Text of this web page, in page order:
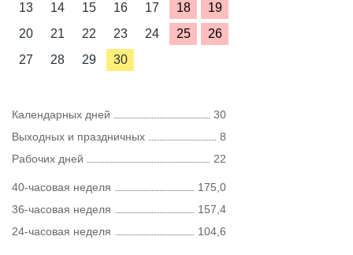
13
14 15 16 17 18
19
20
21 22 23 24 25
26
27
28 29 30
Календарных дней
30
Выходных и праздничных
8
Рабочих дней
22
40-часовая неделя
175,0
36-часовая неделя
157,4
24-часовая неделя
104,6